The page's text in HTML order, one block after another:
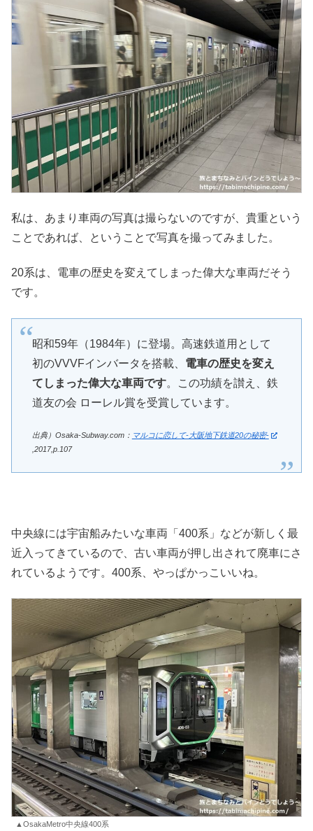
私は、あまり車両の写真は撮らないのですが、貴重という
ことであれば、ということで写真を撮ってみました。
20系は、電車の歴史を変えてしまった偉大な車両だそう
です。
昭和59年（1984年）に登場。高速鉄道用として
初のVVVFインバータを搭載、 電車の歴史を変え
てしまった偉大な車両です。この功績を讃え、鉄
道友の会 ローレル賞を受賞しています。
出典）Osaka-Subway.com： マルコに恋して-大阪地下鉄道20の秘密-
,2017,p.107
中央線には宇宙船みたいな車両「400系」などが新しく最
近入ってきているので、古い車両が押し出されて廃車にさ
れているようです。400系、やっぱかっこいいね。
▲OsakaMetro中央線400系